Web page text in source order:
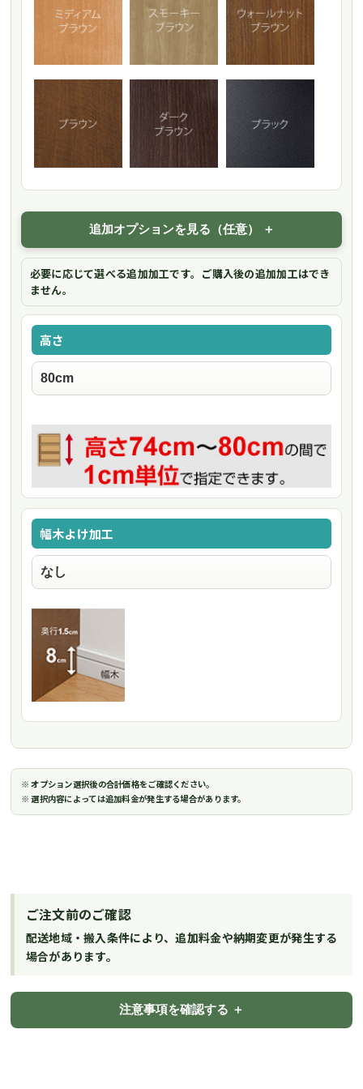
追加オプションを見る（任意）
必要に応じて選べる追加加工です。ご購入後の追加加工はでき
ません。
高さ
幅木よけ加工
※ オプション選択後の合計価格をご確認ください。
※ 選択内容によっては追加料金が発生する場合があります。
ご注文前のご確認
配送地域・搬入条件により、追加料金や納期変更が発生する
場合があります。
注意事項を確認する